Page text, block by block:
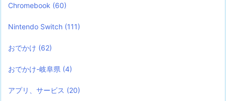
Chromebook (60)
Nintendo Switch (111)
おでかけ (62)
おでかけ-岐阜県 (4)
アプリ、サービス (20)